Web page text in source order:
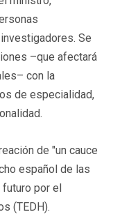
Se
–que afectará
con la
de especialidad,
de "un cauce
español de las
futuro por el
(TEDH).